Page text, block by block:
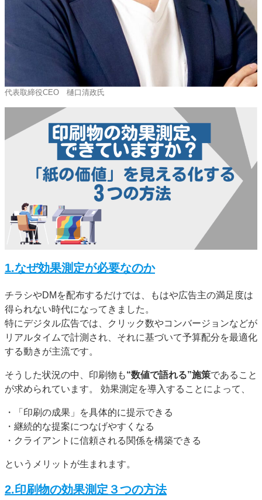
代表取締役CEO 樋口清政氏
1.なぜ効果測定が必要なのか
チラシやDMを配布するだけでは、もはや広告主の満足度は
得られない時代になってきました。
特にデジタル広告では、クリック数やコンバージョンなどが
リアルタイムで計測され、それに基づいて予算配分を最適化
する動きが主流です。
そうした状況の中、印刷物も“数値で語れる”施策であること
が求められています。 効果測定を導入することによって、
・「印刷の成果」を具体的に提示できる
・継続的な提案につなげやすくなる
・クライアントに信頼される関係を構築できる
というメリットが生まれます。
2.印刷物の効果測定３つの方法